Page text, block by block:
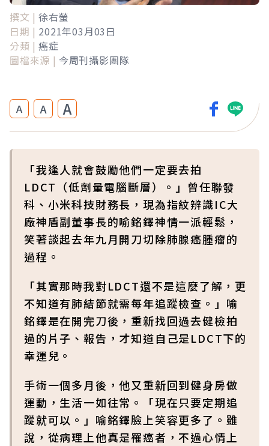
撰文 | 徐右螢
日期 | 2021年03月03日
分類 | 癌症
圖檔來源 | 今周刊攝影團隊
A A A
「我逢人就會鼓勵他們一定要去拍
LDCT（低劑量電腦斷層）。」曾任聯發
科、小米科技財務長，現為指紋辨識IC大
廠神盾副董事長的喻銘鐸神情一派輕鬆，
笑著談起去年九月開刀切除肺腺癌腫瘤的
過程。
「其實那時我對LDCT還不是這麼了解，更
不知道有肺結節就需每年追蹤檢查。」喻
銘鐸是在開完刀後，重新找回過去健檢拍
過的片子、報告，才知道自己是LDCT下的
幸運兒。
手術一個多月後，他又重新回到健身房做
運動，生活一如往常。「現在只要定期追
蹤就可以。」喻銘鐸臉上笑容更多了。雖
說，從病理上他真是罹癌者，不過心情上